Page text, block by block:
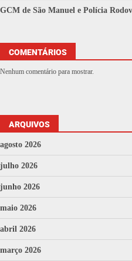
GCM de São Manuel e Polícia
COMENTÁRIOS
Nenhum comentário para mostrar.
ARQUIVOS
agosto 2026
julho 2026
junho 2026
maio 2026
abril 2026
março 2026